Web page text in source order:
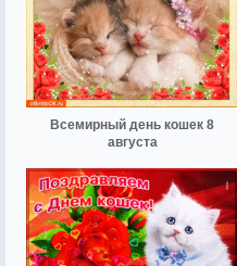
Всемирный день кошек 8
августа